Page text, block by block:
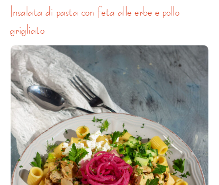
grigliato